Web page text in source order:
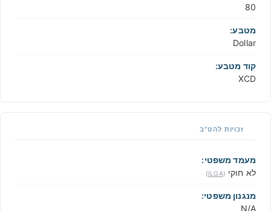
80
מטבע:
Dollar
קוד מטבע:
XCD
זכויות להט"ב
מעמד משפטי:
לא חוקי (
ILGA
)
מנגנון משפטי:
N/A